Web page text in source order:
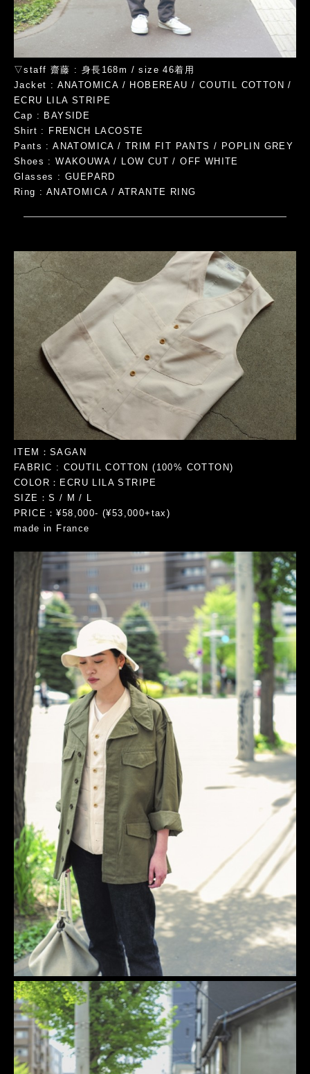
▽staff 齋藤 : 身長168m / size 46着用
Jacket : ANATOMICA / HOBEREAU / COUTIL COTTON /
ECRU LILA STRIPE
Cap : BAYSIDE
Shirt : FRENCH LACOSTE
Pants : ANATOMICA / TRIM FIT PANTS / POPLIN GREY
Shoes : WAKOUWA / LOW CUT / OFF WHITE
Glasses : GUEPARD
Ring : ANATOMICA / ATRANTE RING
ITEM：SAGAN
FABRIC : COUTIL COTTON (100% COTTON)
COLOR：ECRU LILA STRIPE
SIZE：S / M / L
PRICE：¥58,000- (¥53,000+tax)
made in France